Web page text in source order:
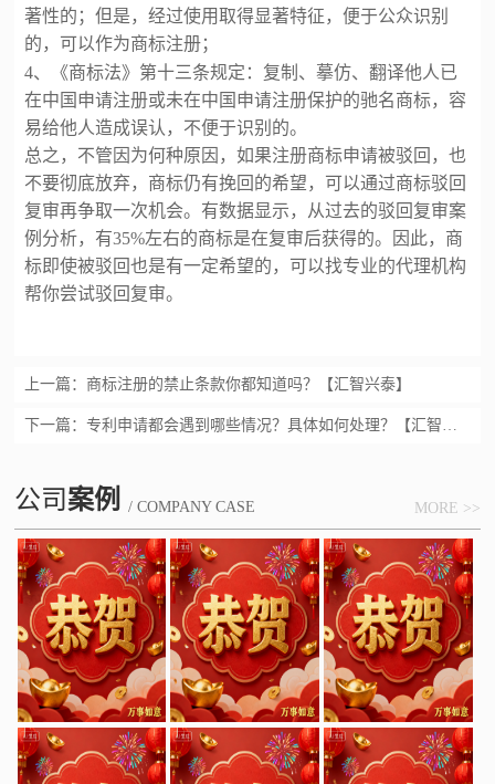
著性的；但是，经过使用取得显著特征，便于公众识别
的，可以作为商标注册；
4、《商标法》第十三条规定：复制、摹仿、翻译他人已
在中国申请注册或未在中国申请注册保护的驰名商标，容
易给他人造成误认，不便于识别的。
总之，不管因为何种原因，如果注册商标申请被驳回，也
不要彻底放弃，商标仍有挽回的希望，可以通过商标驳回
复审再争取一次机会。有数据显示，从过去的驳回复审案
例分析，有35%左右的商标是在复审后获得的。因此，商
标即使被驳回也是有一定希望的，可以找专业的代理机构
帮你尝试驳回复审。
上一篇： 商标注册的禁止条款你都知道吗？【汇智兴泰】
下一篇： 专利申请都会遇到哪些情况？具体如何处理？【汇智兴泰】
公司案例 / COMPANY CASE MORE >>